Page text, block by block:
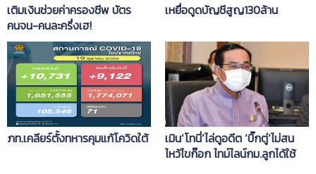
เติมเงินช่วยค่าครองชีพ บัตร
คนจน-คนละครึ่งเฮ!
เหยื่อดูดบัญชีสูญ130ล้าน
ภท.เคลียร์ตั้งทหารคุมแก้โควิดใต้
เมิน‘โทนี่’ไล่ดูอดีต ‘บิ๊กตู่’ไม่สน
ไหว้ไขก๊อก ไทม์ไลน์กม.ลูกได้ใช้